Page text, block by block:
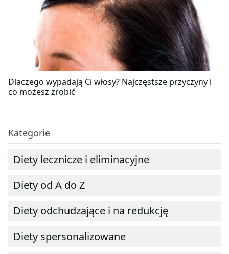
Dlaczego wypadają Ci włosy? Najczęstsze przyczyny i
co możesz zrobić
Kategorie
Diety lecznicze i eliminacyjne
Diety od A do Z
Diety odchudzające i na redukcję
Diety spersonalizowane